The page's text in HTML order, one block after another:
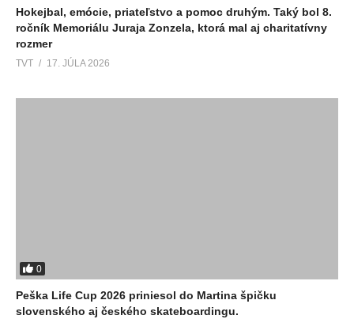
Hokejbal, emócie, priateľstvo a pomoc druhým. Taký bol 8.
ročník Memoriálu Juraja Zonzela, ktorá mal aj charitatívny
rozmer
TVT 17. JÚLA 2026
0
Peška Life Cup 2026 priniesol do Martina špičku
slovenského aj českého skateboardingu.